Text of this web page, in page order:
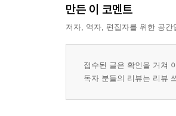
참고 웹사이트
참고 멀티미디어 자료
만든 이 코멘트
저자, 역자, 편집자를 위한 공
접수된 글은 확인을 거쳐
독자 분들의 리뷰는 리뷰